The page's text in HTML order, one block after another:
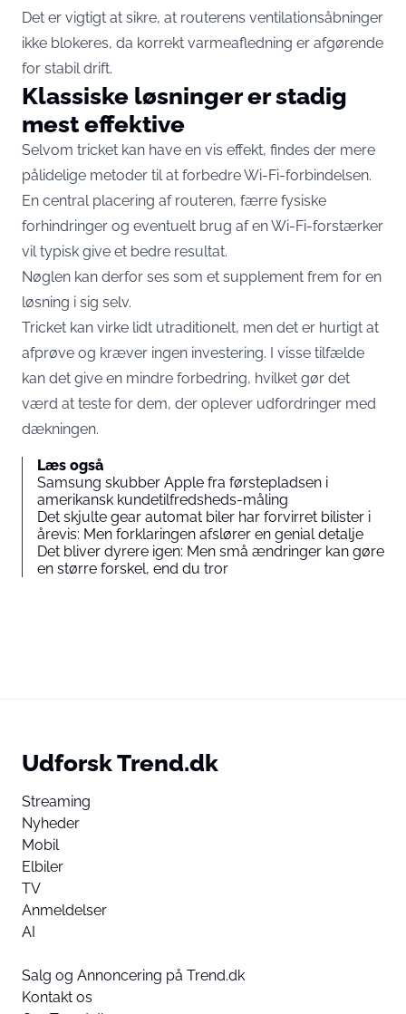
Det er vigtigt at sikre, at routerens ventilationsåbninger
ikke blokeres, da korrekt varmeafledning er afgørende
for stabil drift.
Klassiske løsninger er stadig
mest effektive
Selvom tricket kan have en vis effekt, findes der mere
pålidelige metoder til at forbedre Wi-Fi-forbindelsen.
En central placering af routeren, færre fysiske
forhindringer og eventuelt brug af en Wi-Fi-forstærker
vil typisk give et bedre resultat.
Nøglen kan derfor ses som et supplement frem for en
løsning i sig selv.
Tricket kan virke lidt utraditionelt, men det er hurtigt at
afprøve og kræver ingen investering. I visse tilfælde
kan det give en mindre forbedring, hvilket gør det
værd at teste for dem, der oplever udfordringer med
dækningen.
Læs også
Samsung skubber Apple fra førstepladsen i
amerikansk kundetilfredsheds-måling
Det skjulte gear automat biler har forvirret bilister i
årevis: Men forklaringen afslører en genial detalje
Det bliver dyrere igen: Men små ændringer kan gøre
en større forskel, end du tror
Udforsk Trend.dk
Streaming
Nyheder
Mobil
Elbiler
TV
Anmeldelser
AI
Salg og Annoncering på Trend.dk
Kontakt os